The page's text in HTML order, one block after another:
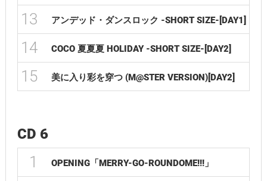
13 アンデッド・ダンスロック -SHORT SIZE-[DAY1]
14 COCO 夏夏夏 HOLIDAY -SHORT SIZE-[DAY2]
15 美に入り彩を穿つ (M@STER VERSION)[DAY2]
CD 6
1 OPENING「MERRY-GO-ROUNDOME!!!」